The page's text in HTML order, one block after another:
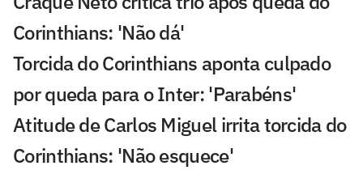
Corinthians: 'Não dá'
Torcida do Corinthians aponta culpado
por queda para o Inter: 'Parabéns'
Atitude de Carlos Miguel irrita torcida do
Corinthians: 'Não esquece'